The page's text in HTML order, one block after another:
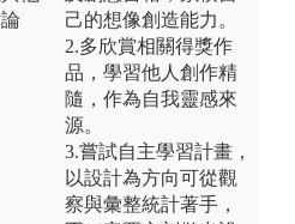
己的想像創造能力。
2.多欣賞相關得獎作
品，學習他人創作精
隨，作為自我靈感來
源。
3.嘗試自主學習計畫，
以設計為方向可從觀
察與彙整統計著手，